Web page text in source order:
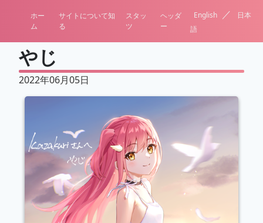
ホー
ム
サイトについて知
る
スタッ
ツ
ヘッダ
ー
English ／
日本
語
やじ
2022年06月05日